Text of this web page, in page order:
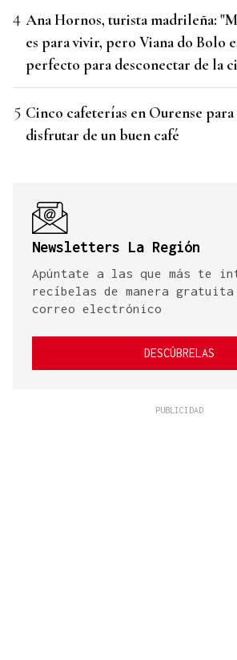
Ana Hornos, turista madrileña:
es para vivir, pero Viana do Bolo
perfecto para desconectar de la
Cinco cafeterías en Ourense para
disfrutar de un buen café
Newsletters La Región
Apúntate a las que más te
recíbelas de manera
correo electrónico
DESCÚBRELAS